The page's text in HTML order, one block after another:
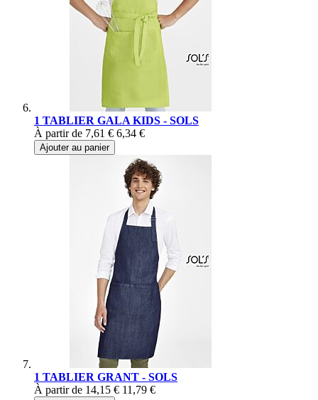
1 TABLIER GALA KIDS - SOLS
À partir de 7,61 € 6,34 €
Ajouter au panier
1 TABLIER GRANT - SOLS
À partir de 14,15 € 11,79 €